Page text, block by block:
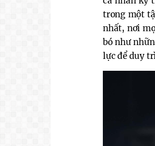
trong một
nhất, nơi
bó như
lực để duy